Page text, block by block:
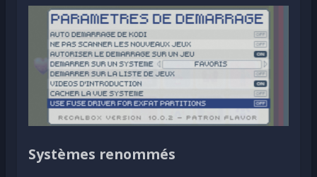
Systèmes renommés